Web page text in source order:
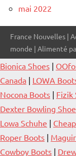
mai 2022
France Nouvelles |
monde | Alimenté
Bionica Shoes |
Canada | LOWA
Nocona Boots | Fizik
Dexter Bowling
Lowa Schuhe |
Roper Boots |
Cowboy Boots |